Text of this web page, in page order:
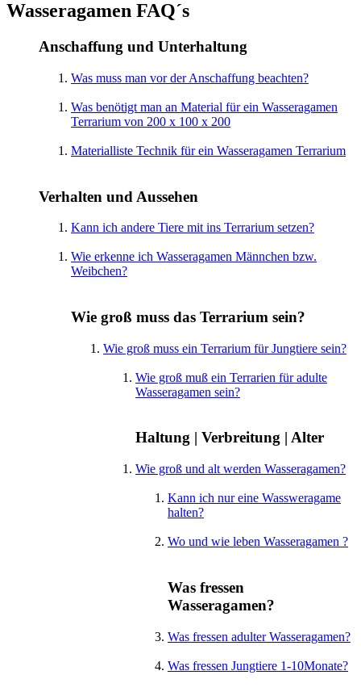
Wasseragamen FAQ´s
Anschaffung und Unterhaltung
Was muss man vor der Anschaffung beachten?
Was benötigt man an Material für ein Wasseragamen
Terrarium von 200 x 100 x 200
Materialliste Technik für ein Wasseragamen Terrarium
Verhalten und Aussehen
Kann ich andere Tiere mit ins Terrarium setzen?
Wie erkenne ich Wasseragamen Männchen bzw.
Weibchen?
Wie groß muss das Terrarium sein?
Wie groß muss ein Terrarium für Jungtiere sein?
Wie groß muß ein Terrarien für adulte
Wasseragamen sein?
Haltung | Verbreitung | Alter
Wie groß und alt werden Wasseragamen?
Kann ich nur eine Wassweragame
halten?
Wo und wie leben Wasseragamen ?
Was fressen
Wasseragamen?
Was fressen adulter Wasseragamen?
Was fressen Jungtiere 1-10Monate?